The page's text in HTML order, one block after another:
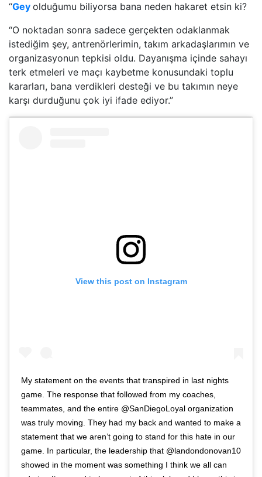
“Gey olduğumu biliyorsa bana neden hakaret etsin ki?
“O noktadan sonra sadece gerçekten odaklanmak
istediğim şey, antrenörlerimin, takım arkadaşlarımın ve
organizasyonun tepkisi oldu. Dayanışma içinde sahayı
terk etmeleri ve maçı kaybetme konusundaki toplu
kararları, bana verdikleri desteği ve bu takımın neye
karşı durduğunu çok iyi ifade ediyor.”
View this post on Instagram
My statement on the events that transpired in last nights
game. The response that followed from my coaches,
teammates, and the entire @SanDiegoLoyal organization
was truly moving. They had my back and wanted to make a
statement that we aren’t going to stand for this hate in our
game. In particular, the leadership that @landondonovan10
showed in the moment was something I think we all can